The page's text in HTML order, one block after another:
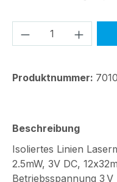
Produkt
Produktnummer:
Beschreibung
Isoliertes Linien
2.5mW, 3V DC,
Betriebsspannung 3